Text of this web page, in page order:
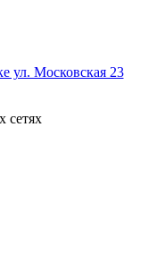
ул. Московская 23
сетях